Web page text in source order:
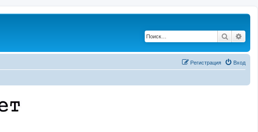
Поиск
Вход
Регистрация